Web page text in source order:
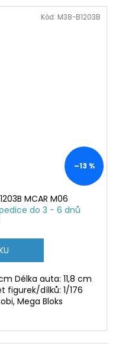
–13 %
MCAR M06
do 3 - 6 dnů
Délka auta: 11,8 cm
figurek/dílků: 1/176
Mega Bloks
Kód: M38-B1203B